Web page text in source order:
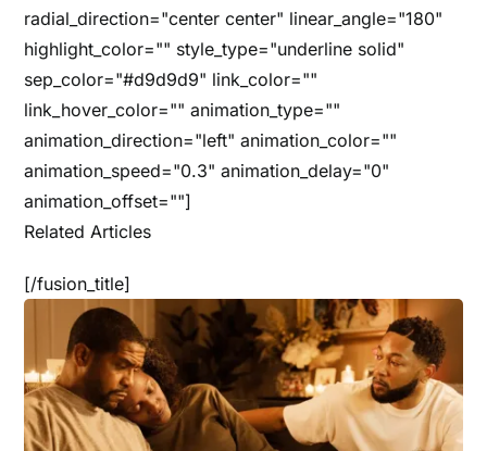
radial_direction="center center" linear_angle="180"
highlight_color="" style_type="underline solid"
sep_color="#d9d9d9" link_color=""
link_hover_color="" animation_type=""
animation_direction="left" animation_color=""
animation_speed="0.3" animation_delay="0"
animation_offset=""]
Related Articles
[/fusion_title]